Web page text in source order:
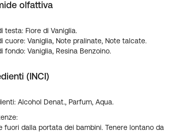
olfattiva
testa: Fiore di Vaniglia.
cuore: Vaniglia, Note pralinate, Note talcate.
fondo: Vaniglia, Resina Benzoino.
(INCI)
Alcohol Denat., Parfum, Aqua.
fuori dalla portata dei bambini. Tenere lontano da